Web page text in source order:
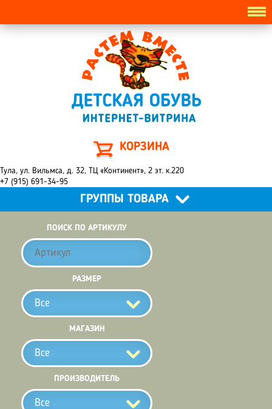
КОРЗИНА
Тула, ул. Вильмса, д. 32, ТЦ «Континент», 2 эт. к.220
+7 (915) 691-34-95
ГРУППЫ ТОВАРА
ПОИСК ПО АРТИКУЛУ
РАЗМЕР
Все
МАГАЗИН
Все
ПРОИЗВОДИТЕЛЬ
Все